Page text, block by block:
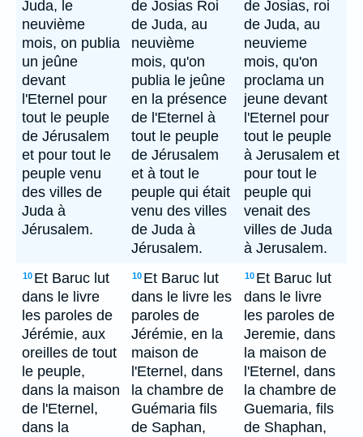
Juda, le
neuvième
mois, on publia
un jeûne
devant
l'Eternel pour
tout le peuple
de Jérusalem
et pour tout le
peuple venu
des villes de
Juda à
Jérusalem.
de Josias Roi
de Juda, au
neuvième
mois, qu'on
publia le jeûne
en la présence
de l'Eternel à
tout le peuple
de Jérusalem
et à tout le
peuple qui était
venu des villes
de Juda à
Jérusalem.
de Josias, roi
de Juda, au
neuvieme
mois, qu'on
proclama un
jeune devant
l'Eternel pour
tout le peuple
à Jerusalem et
pour tout le
peuple qui
venait des
villes de Juda
à Jerusalem.
10 Et Baruc lut
dans le livre
les paroles de
Jérémie, aux
oreilles de tout
le peuple,
dans la maison
de l'Eternel,
dans la
10 Et Baruc lut
dans le livre les
paroles de
Jérémie, en la
maison de
l'Eternel, dans
la chambre de
Guémaria fils
de Saphan,
10 Et Baruc lut
dans le livre
les paroles de
Jeremie, dans
la maison de
l'Eternel, dans
la chambre de
Guemaria, fils
de Shaphan,